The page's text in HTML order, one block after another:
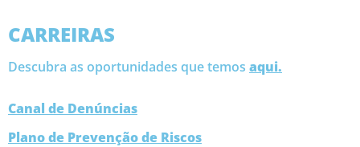
CARREIRAS
Descubra as oportunidades que temos aqui.
Canal de Denúncias
Plano de Prevenção de Riscos